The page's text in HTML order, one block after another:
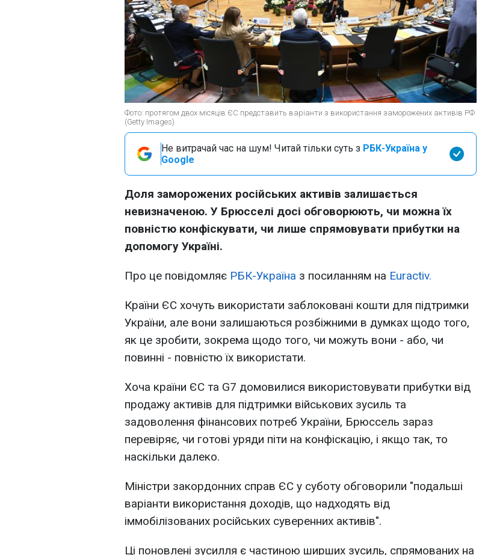
Фото: протягом двох місяців ЄС представить варіанти з використання заморожених активів РФ
(Getty Images)
Не витрачай час на шум! Читай тільки суть з РБК-Україна у
Google
Доля заморожених російських активів залишається
невизначеною. У Брюсселі досі обговорюють, чи можна їх
повністю конфіскувати, чи лише спрямовувати прибутки на
допомогу Україні.
Про це повідомляє РБК-Україна з посиланням на Euractiv.
Країни ЄС хочуть використати заблоковані кошти для підтримки
України, але вони залишаються розбіжними в думках щодо того,
як це зробити, зокрема щодо того, чи можуть вони - або, чи
повинні - повністю їх використати.
Хоча країни ЄС та G7 домовилися використовувати прибутки від
продажу активів для підтримки військових зусиль та
задоволення фінансових потреб України, Брюссель зараз
перевіряє, чи готові уряди піти на конфіскацію, і якщо так, то
наскільки далеко.
Міністри закордонних справ ЄС у суботу обговорили "подальші
варіанти використання доходів, що надходять від
іммобілізованих російських суверенних активів".
Ці поновлені зусилля є частиною ширших зусиль, спрямованих на